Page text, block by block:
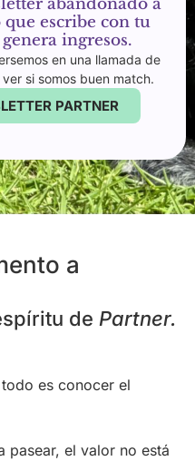
abandonado a
escribe con tu
ingresos.
en una llamada de
si somos buen match.
PARTNER
a
de Partner.
es conocer el
pasear, el valor no está